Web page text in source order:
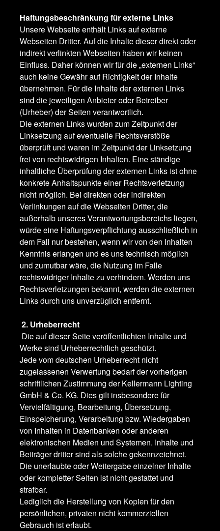
Haftungsbeschränkung für externe Links
Unsere Webseite enthält Links auf externe
Webseiten Dritter. Auf die Inhalte dieser direkt oder
indirekt verlinkten Webseiten haben wir keinen
Einfluss. Daher können wir für die „externen Links“
auch keine Gewähr auf Richtigkeit der Inhalte
übernehmen. Für die Inhalte der externen Links
sind die jeweiligen Anbieter oder Betreiber
(Urheber) der Seiten verantwortlich.
Die externen Links wurden zum Zeitpunkt der
Linksetzung auf eventuelle Rechtsverstöße
überprüft und waren im Zeitpunkt der Linksetzung
frei von rechtswidrigen Inhalten. Eine ständige
inhaltliche Überprüfung der externen Links ist ohne
konkrete Anhaltspunkte einer Rechtsverletzung
nicht möglich. Bei direkten oder indirekten
Verlinkungen auf die Webseiten Dritter, die
außerhalb unseres Verantwortungsbereichs liegen,
würde eine Haftungsverpflichtung ausschließlich in
dem Fall nur bestehen, wenn wir von den Inhalten
Kenntnis erlangen und es uns technisch möglich
und zumutbar wäre, die Nutzung im Falle
rechtswidriger Inhalte zu verhindern. Werden uns
Rechtsverletzungen bekannt, werden die externen
Links durch uns unverzüglich entfernt.
2. Urheberrecht
Die auf dieser Seite veröffentlichten Inhalte und
Werke sind Urheberrechtlich geschützt.
Jede vom deutschen Urheberrecht nicht
zugelassenen Verwertung bedarf der vorherigen
schriftlichen Zustimmung der Kellermann Lighting
GmbH & Co. KG. Dies gilt insbesondere für
Vervielfältigung, Bearbeitung, Übersetzung,
Einspeicherung, Verarbeitung bzw. Wiedergaben
von Inhalten in Datenbanken oder anderen
elektronischen Medien und Systemen. Inhalte und
Beiträger dritter sind als solche gekennzeichnet.
Die unerlaubte oder Weitergabe einzelner Inhalte
oder kompletter Seiten ist nicht gestattet und
strafbar.
Lediglich die Herstellung von Kopien für den
persönlichen, privaten nicht kommerziellen
Gebrauch ist erlaubt.